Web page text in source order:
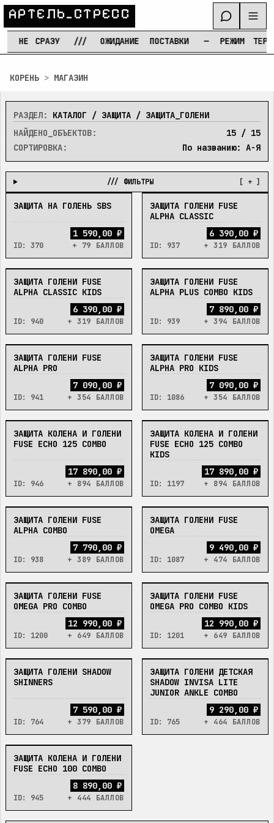
АРТЕЛЬ_СТРЕСС
НЕ СРАЗУ /// ОЖИДАНИЕ ПОСТАВКИ РЕЖИМ
КОРЕНЬ > МАГАЗИН
РАЗДЕЛ:
КАТАЛОГ / ЗАЩИТА / ЗАЩИТА_ГОЛЕНИ
НАЙДЕНО_ОБЪЕКТОВ:
15 / 15
СОРТИРОВКА:
По названию: А-Я
/// ФИЛЬТРЫ [ + ]
В_НАЛИЧИИ
ЗАЩИТА НА ГОЛЕНЬ SBS
ID: 370
1 590,00 ₽
+ 79 БАЛЛОВ
В_НАЛИЧИИ
ЗАЩИТА ГОЛЕНИ FUSE
ALPHA CLASSIC
ID: 937
6 390,00 ₽
+ 319 БАЛЛОВ
В_НАЛИЧИИ
ЗАЩИТА ГОЛЕНИ FUSE
ALPHA CLASSIC KIDS
ID: 940
6 390,00 ₽
+ 319 БАЛЛОВ
В_НАЛИЧИИ
ЗАЩИТА ГОЛЕНИ FUSE
ALPHA PLUS COMBO KIDS
ID: 939
7 890,00 ₽
+ 394 БАЛЛОВ
В_НАЛИЧИИ
ЗАЩИТА ГОЛЕНИ FUSE
ALPHA PRO
ID: 941
7 090,00 ₽
+ 354 БАЛЛОВ
В_НАЛИЧИИ
ЗАЩИТА ГОЛЕНИ FUSE
ALPHA PRO KIDS
ID: 1086
7 090,00 ₽
+ 354 БАЛЛОВ
В_НАЛИЧИИ
ЗАЩИТА КОЛЕНА И ГОЛЕНИ
FUSE ECHO 125 COMBO
ID: 946
17 890,00 ₽
+ 894 БАЛЛОВ
В_НАЛИЧИИ
ЗАЩИТА КОЛЕНА И ГОЛЕНИ
FUSE ECHO 125 COMBO
KIDS
ID: 1197
17 890,00 ₽
+ 894 БАЛЛОВ
НЕТ
ЗАЩИТА ГОЛЕНИ FUSE
ALPHA COMBO
ID: 938
7 790,00 ₽
+ 389 БАЛЛОВ
НЕТ
ЗАЩИТА ГОЛЕНИ FUSE
OMEGA
ID: 1087
9 490,00 ₽
+ 474 БАЛЛОВ
НЕТ
ЗАЩИТА ГОЛЕНИ FUSE
OMEGA PRO COMBO
ID: 1200
12 990,00 ₽
+ 649 БАЛЛОВ
НЕТ
ЗАЩИТА ГОЛЕНИ FUSE
OMEGA PRO COMBO KIDS
ID: 1201
12 990,00 ₽
+ 649 БАЛЛОВ
НЕТ
ЗАЩИТА ГОЛЕНИ SHADOW
SHINNERS
ID: 764
7 590,00 ₽
+ 379 БАЛЛОВ
НЕТ
ЗАЩИТА ГОЛЕНИ ДЕТСКАЯ
SHADOW INVISA LITE
JUNIOR ANKLE COMBO
ID: 765
9 290,00 ₽
+ 464 БАЛЛОВ
НЕТ
ЗАЩИТА КОЛЕНА И ГОЛЕНИ
FUSE ECHO 100 COMBO
ID: 945
8 890,00 ₽
+ 444 БАЛЛОВ